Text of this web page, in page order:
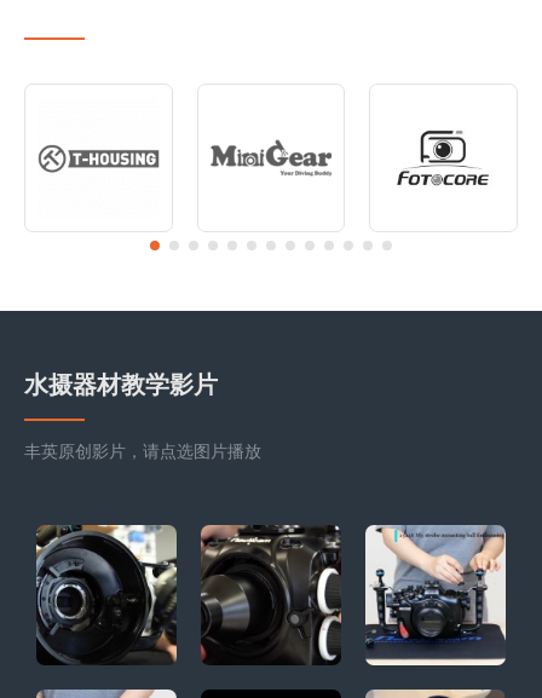
水摄器材教学影片
丰英原创影片，请点选图片播放